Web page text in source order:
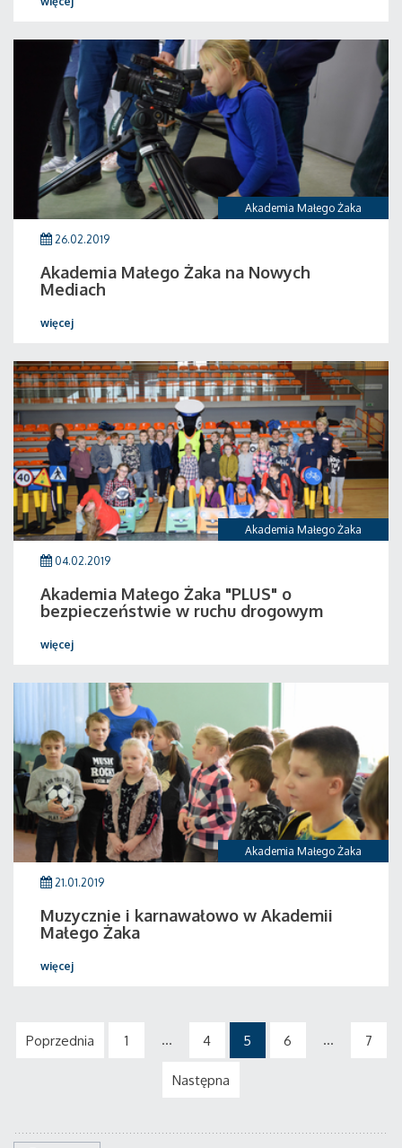
Akademia Małego Żaka
26.02.2019
Akademia Małego Żaka na Nowych
Mediach
więcej
Akademia Małego Żaka
04.02.2019
Akademia Małego Żaka "PLUS" o
bezpieczeństwie w ruchu drogowym
więcej
Akademia Małego Żaka
21.01.2019
Muzycznie i karnawałowo w Akademii
Małego Żaka
więcej
Poprzednia 1 ... 4 5 6 ... 7
Następna